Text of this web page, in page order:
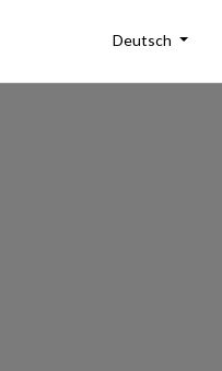
Deutsch